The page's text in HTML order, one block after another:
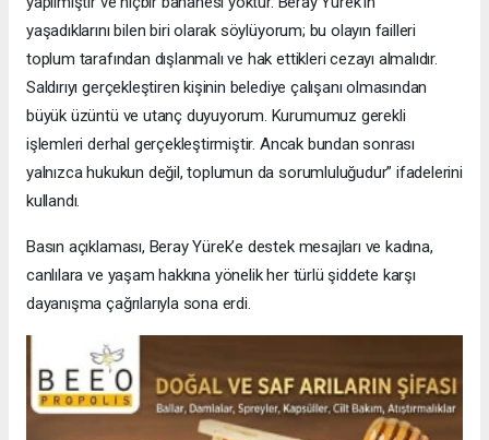
yaşadıklarını bilen biri olarak söylüyorum; bu olayın failleri
toplum tarafından dışlanmalı ve hak ettikleri cezayı almalıdır.
Saldırıyı gerçekleştiren kişinin belediye çalışanı olmasından
büyük üzüntü ve utanç duyuyorum. Kurumumuz gerekli
işlemleri derhal gerçekleştirmiştir. Ancak bundan sonrası
yalnızca hukukun değil, toplumun da sorumluluğudur” ifadelerini
kullandı.
Basın açıklaması, Beray Yürek’e destek mesajları ve kadına,
canlılara ve yaşam hakkına yönelik her türlü şiddete karşı
dayanışma çağrılarıyla sona erdi.